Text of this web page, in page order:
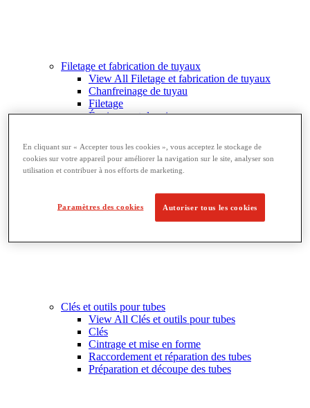
Filetage et fabrication de tuyaux
View All Filetage et fabrication de tuyaux
Chanfreinage de tuyau
Filetage
Équipement de rainurage
Découpe et fabrication de tubes
Clés et outils pour tubes
View All Clés et outils pour tubes
Clés
Cintrage et mise en forme
Raccordement et réparation des tubes
Préparation et découpe des tubes
En cliquant sur « Accepter tous les cookies », vous acceptez le stockage de
cookies sur votre appareil pour améliorer la navigation sur le site, analyser son
utilisation et contribuer à nos efforts de marketing.
Paramètres des cookies Autoriser tous les cookies